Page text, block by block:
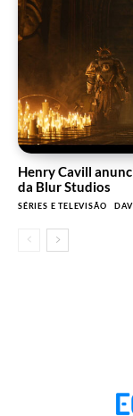
Henry Cavill
da Blur Studios
SÉRIES E TELEVISÃO